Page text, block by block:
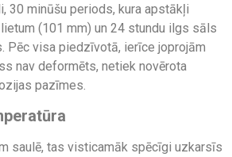
30 minūšu periods, kura apstākļi
(101 mm) un 24 stundu ilgs sāls
Pēc visa piedzīvotā, ierīce joprojām
nav deformēts, netiek novērota
pazīmes.
saulē, tas visticamāk spēcīgi uzkarsīs